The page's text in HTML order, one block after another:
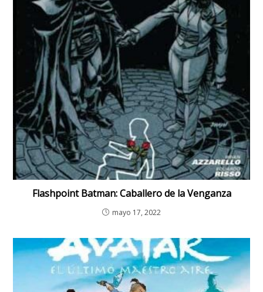
Flashpoint Batman: Caballero de la Venganza
mayo 17, 2022